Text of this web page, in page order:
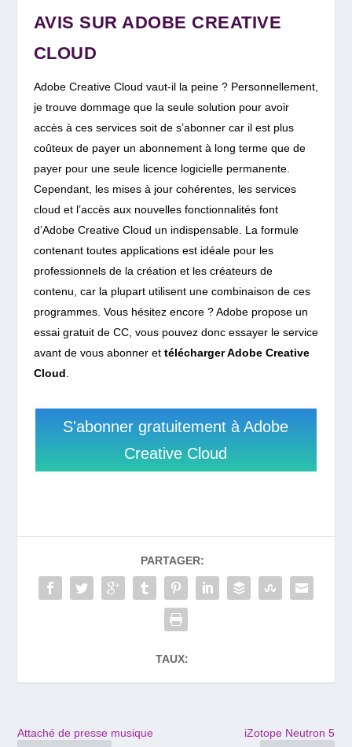
AVIS SUR ADOBE CREATIVE
CLOUD
Adobe Creative Cloud vaut-il la peine ? Personnellement,
je trouve dommage que la seule solution pour avoir
accès à ces services soit de s’abonner car il est plus
coûteux de payer un abonnement à long terme que de
payer pour une seule licence logicielle permanente.
Cependant, les mises à jour cohérentes, les services
cloud et l’accès aux nouvelles fonctionnalités font
d’Adobe Creative Cloud un indispensable. La formule
contenant toutes applications est idéale pour les
professionnels de la création et les créateurs de
contenu, car la plupart utilisent une combinaison de ces
programmes. Vous hésitez encore ? Adobe propose un
essai gratuit de CC, vous pouvez donc essayer le service
avant de vous abonner et télécharger Adobe Creative
Cloud
S'abonner gratuitement à Adobe
Creative Cloud
PARTAGER:
TAUX:
Attaché de presse musique
iZotope Neutron 5